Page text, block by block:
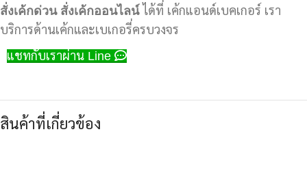
สั่งเค้กด่วน สั่งเค้กออนไลน์ได้ที่ เค้กแอนด์เบคเกอร์ เรา
บริการด้านเค้กและเบเกอรี่ครบวงจร
แชทกับเราผ่าน Line
สินค้าที่เกี่ยวข้อง